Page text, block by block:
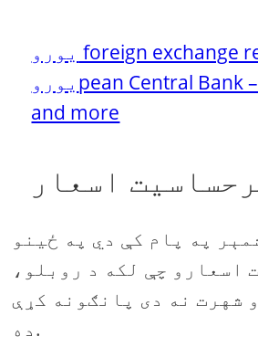
یورو foreign exchange reference rates -
یوروpean Central Bank – EUR to USD
and more
اسعار
په پام کې دي په ځينو
اسعارو چې لکه د روبلو،
شهرت نه دی پانګونه کړې
ده.